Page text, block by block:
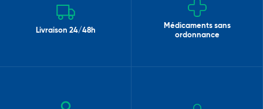
Livraison 24/48h
Médicaments sans
ordonnance